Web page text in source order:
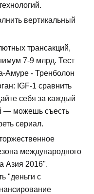
вертикальный
трансакций,
7-9 млрд. Тест
Амуре - Тренболон
IGF-1 сравнить
себя за каждый
— можешь съесть
сериал.
международного
Азия 2016".
"деньги с